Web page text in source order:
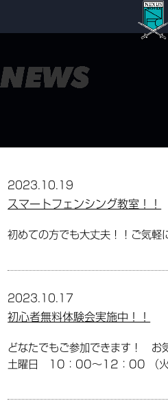
2023.10.19
スマートフェンシング教室！！
初めての方でも大丈夫！！ご気
2023.10.17
初心者無料体験会実施中！！
どなたでもご参加できます！ お
土曜日 10：00～12：00 （